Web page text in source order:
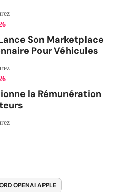
Son Marketplace
Pour Véhicules
la Rémunération
OPENAI APPLE